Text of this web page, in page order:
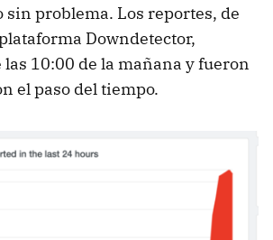
sin problema. Los reportes, de
Downdetector,
10:00 de la mañana y fueron
el paso del tiempo.